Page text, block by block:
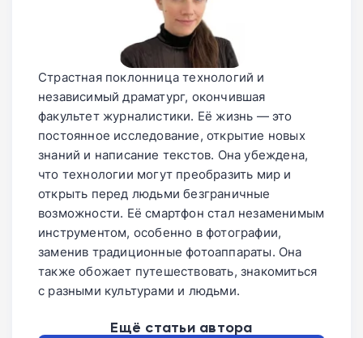
Страстная поклонница технологий и
независимый драматург, окончившая
факультет журналистики. Её жизнь — это
постоянное исследование, открытие новых
знаний и написание текстов. Она убеждена,
что технологии могут преобразить мир и
открыть перед людьми безграничные
возможности. Её смартфон стал незаменимым
инструментом, особенно в фотографии,
заменив традиционные фотоаппараты. Она
также обожает путешествовать, знакомиться
с разными культурами и людьми.
Ещё статьи автора